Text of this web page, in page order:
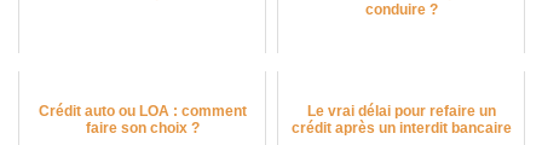
conduire ?
Crédit auto ou LOA : comment
faire son choix ?
Le vrai délai pour refaire un
crédit après un interdit bancaire